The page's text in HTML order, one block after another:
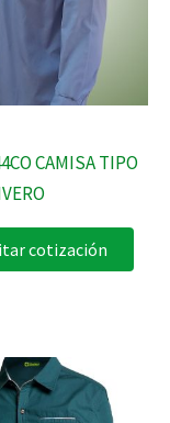
CAMISA TIPO
cotización